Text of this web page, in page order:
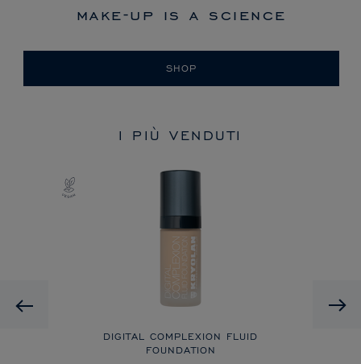
make-up is a science
SHOP
I PIÙ VENDUTI
Previous
DIGITAL COMPLEXION FLUID
FOUNDATION